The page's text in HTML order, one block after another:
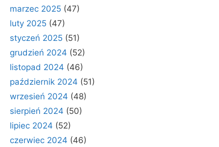
marzec 2025 (47)
luty 2025 (47)
styczeń 2025 (51)
grudzień 2024 (52)
listopad 2024 (46)
październik 2024 (51)
wrzesień 2024 (48)
sierpień 2024 (50)
lipiec 2024 (52)
czerwiec 2024 (46)